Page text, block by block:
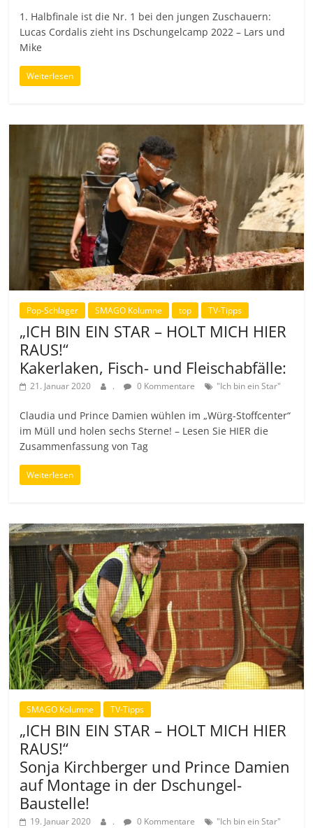
1. Halbfinale ist die Nr. 1 bei den jungen Zuschauern:
Lucas Cordalis zieht ins Dschungelcamp 2022 – Lars und
Mike
Weiterlesen
Pop-Schlager SMAGO Kolumne top TV-Tipps
„ICH BIN EIN STAR – HOLT MICH HIER
RAUS!“
Kakerlaken, Fisch- und Fleischabfälle:
21. Januar 2020 . 0 Kommentare "Ich bin ein Star"
Claudia und Prince Damien wühlen im „Würg-Stoffcenter“
im Müll und holen sechs Sterne! – Lesen Sie HIER die
Zusammenfassung von Tag
Weiterlesen
SMAGO Kolumne TV-Tipps
„ICH BIN EIN STAR – HOLT MICH HIER
RAUS!“
Sonja Kirchberger und Prince Damien
auf Montage in der Dschungel-
Baustelle!
19. Januar 2020 . 0 Kommentare "Ich bin ein Star"